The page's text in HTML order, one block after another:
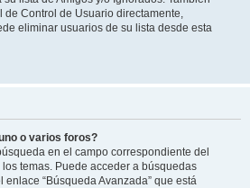
Control de Usuario directamente,
eliminar usuarios de su lista desde esta
o varios foros?
en el campo correspondiente del
temas. Puede acceder a búsquedas
“Búsqueda Avanzada” que está